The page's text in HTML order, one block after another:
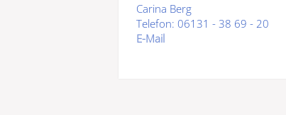
Carina Berg
Telefon: 06131 - 38 69 - 20
E-Mail